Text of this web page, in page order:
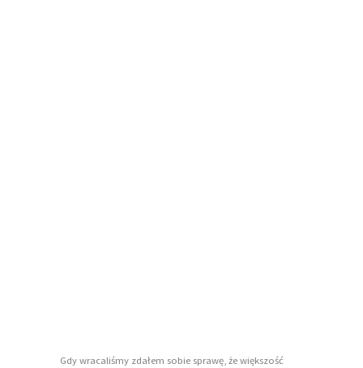
Gdy wracaliśmy zdałem sobie sprawę, że większość